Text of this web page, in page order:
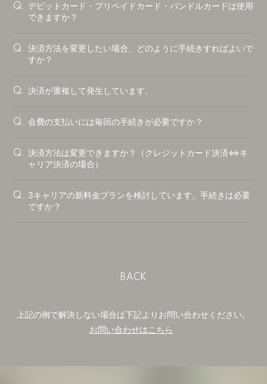
Q. デビットカード・プリペイドカード・バンドルカードは使用
できますか？
Q. 決済方法を変更したい場合、どのように手続きすればよいで
すか？
Q. 決済が重複して発生しています。
Q. 会費の支払いには毎回の手続きが必要ですか？
Q. 決済方法は変更できますか？（クレジットカード決済⇔キ
ャリア決済の場合）
Q. 3キャリアの新料金プランを検討しています。手続きは必要
ですか？
BACK
上記の例で解決しない場合は下記よりお問い合わせください。
お問い合わせはこちら